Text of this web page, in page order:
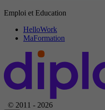
Emploi et Education
HelloWork
MaFormation
© 2011 - 2026